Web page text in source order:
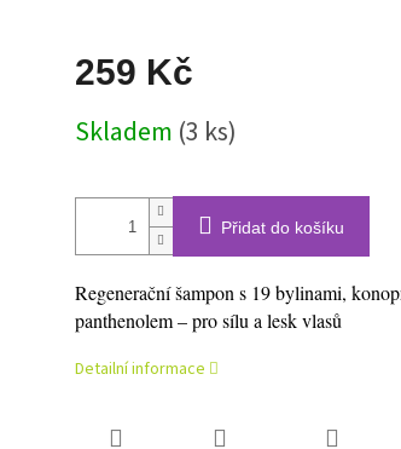
259 Kč
cena:
Skladem (3 ks)
Přidat do košíku
Regenerační šampon s 19 bylinami,
panthenolem – pro sílu a lesk vlasů
Detailní informace